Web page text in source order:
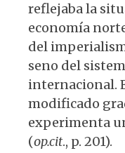
reflejaba la
economía
del
seno del
internacional.
modificado
experimenta
(op.cit., p. 201).